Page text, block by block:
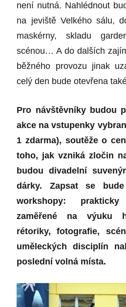
není nutná. Nahlédnout
na jeviště Velkého sálu,
maskérny, skladu
scénou… A do dalších
běžného provozu jinak
celý den bude otevřena
Pro návštěvníky budou
akce na vstupenky
1 zdarma), soutěže o
toho, jak vzniká zločin
budou divadelní
dárky. Zapsat se
workshopy:
zaměřené na výuku
rétoriky, fotografie,
uměleckých disciplín
poslední volná místa.